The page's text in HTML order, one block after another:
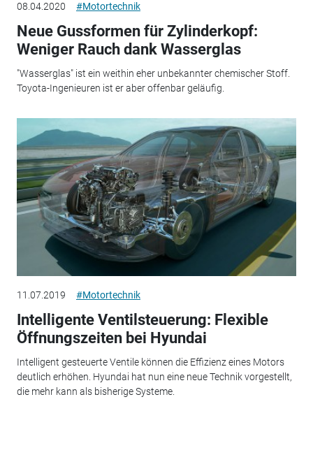
08.04.2020 #Motortechnik
Neue Gussformen für Zylinderkopf:
Weniger Rauch dank Wasserglas
"Wasserglas" ist ein weithin eher unbekannter chemischer Stoff.
Toyota-Ingenieuren ist er aber offenbar geläufig.
11.07.2019 #Motortechnik
Intelligente Ventilsteuerung: Flexible
Öffnungszeiten bei Hyundai
Intelligent gesteuerte Ventile können die Effizienz eines Motors
deutlich erhöhen. Hyundai hat nun eine neue Technik vorgestellt,
die mehr kann als bisherige Systeme.